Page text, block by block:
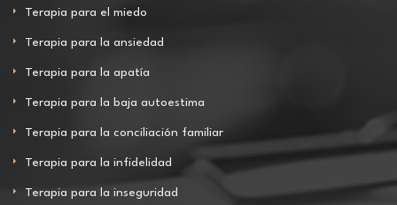
Terapia para el miedo
Terapia para la ansiedad
Terapia para la apatía
Terapia para la baja autoestima
Terapia para la conciliación familiar
Terapia para la infidelidad
Terapia para la inseguridad